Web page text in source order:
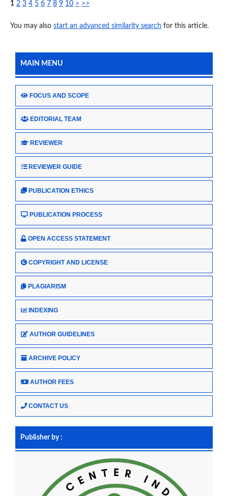
1 2 3 4 5 6 7 8 9 10 > >>
You may also start an advanced similarity search for this article.
MAIN MENU
FOCUS AND SCOPE
EDITORIAL TEAM
REVIEWER
REVIEWER GUIDE
PUBLICATION ETHICS
PUBLICATION PROCESS
OPEN ACCESS STATEMENT
COPYRIGHT AND LICENSE
PLAGIARISM
INDEXING
AUTHOR GUIDELINES
ARCHIVE POLICY
AUTHOR FEES
CONTACT US
Publisher by :